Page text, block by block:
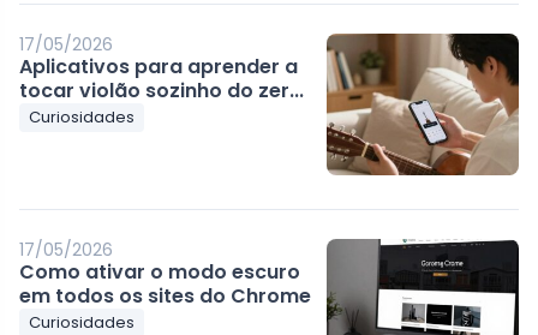
17/05/2026
Aplicativos para aprender a
tocar violão sozinho do zer...
Curiosidades
17/05/2026
Como ativar o modo escuro
em todos os sites do Chrome
Curiosidades